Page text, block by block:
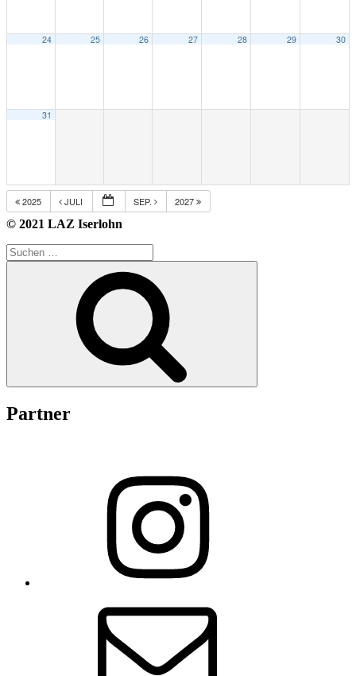
24 25 26 27 28 29 30
31
2025 JULI SEP. 2027
© 2021 LAZ Iserlohn
Suche
nach:
Partner